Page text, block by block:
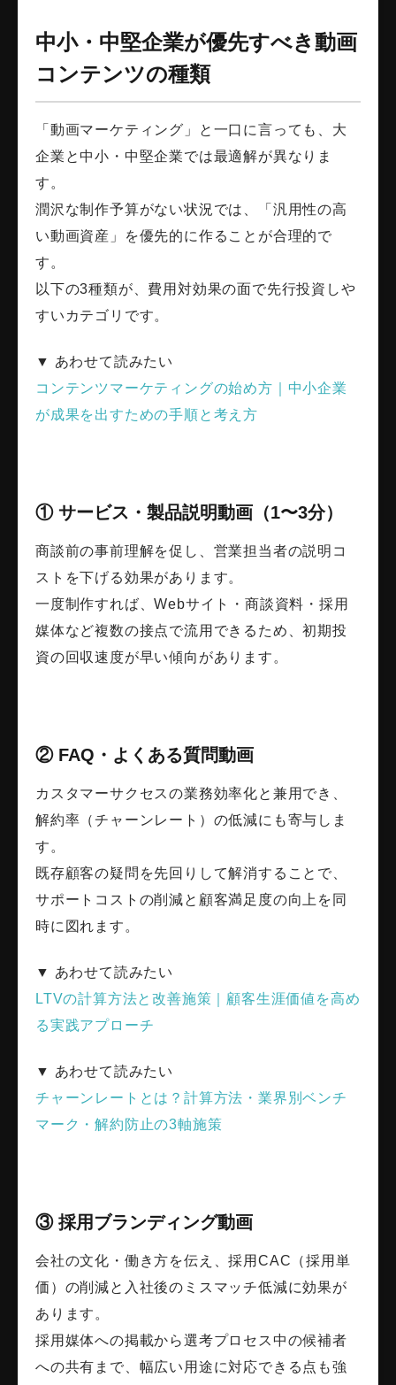
中小・中堅企業が優先すべき動画
コンテンツの種類
「動画マーケティング」と一口に言っても、大
企業と中小・中堅企業では最適解が異なりま
す。
潤沢な制作予算がない状況では、「汎用性の高
い動画資産」を優先的に作ることが合理的で
す。
以下の3種類が、費用対効果の面で先行投資しや
すいカテゴリです。
▼ あわせて読みたい
コンテンツマーケティングの始め方｜中小企業
が成果を出すための手順と考え方
① サービス・製品説明動画（1〜3分）
商談前の事前理解を促し、営業担当者の説明コ
ストを下げる効果があります。
一度制作すれば、Webサイト・商談資料・採用
媒体など複数の接点で流用できるため、初期投
資の回収速度が早い傾向があります。
② FAQ・よくある質問動画
カスタマーサクセスの業務効率化と兼用でき、
解約率（チャーンレート）の低減にも寄与しま
す。
既存顧客の疑問を先回りして解消することで、
サポートコストの削減と顧客満足度の向上を同
時に図れます。
▼ あわせて読みたい
LTVの計算方法と改善施策｜顧客生涯価値を高め
る実践アプローチ
▼ あわせて読みたい
チャーンレートとは？計算方法・業界別ベンチ
マーク・解約防止の3軸施策
③ 採用ブランディング動画
会社の文化・働き方を伝え、採用CAC（採用単
価）の削減と入社後のミスマッチ低減に効果が
あります。
採用媒体への掲載から選考プロセス中の候補者
への共有まで、幅広い用途に対応できる点も強